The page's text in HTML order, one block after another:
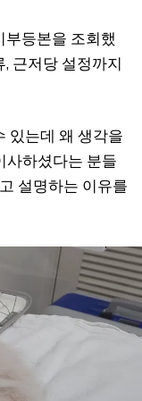
부등본을 조회했
, 근저당 설정까지
있는데 왜 생각을
사하셨다는 분들
설명하는 이유를